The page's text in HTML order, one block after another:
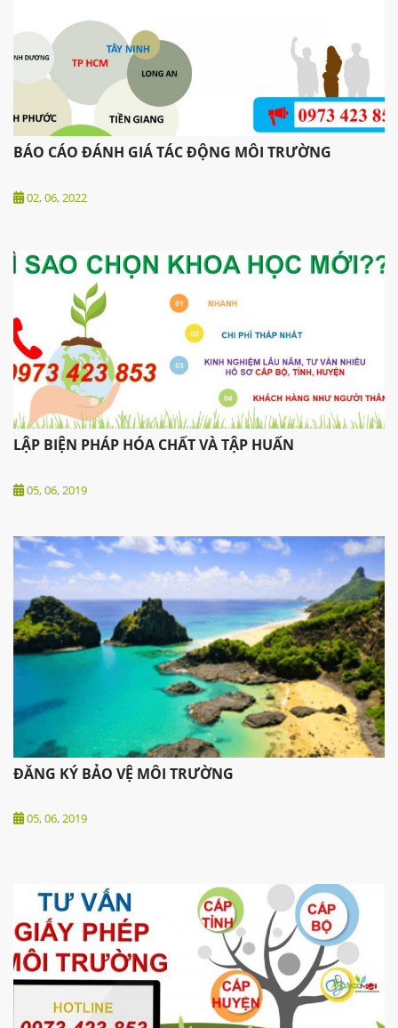
BÁO CÁO ĐÁNH GIÁ TÁC ĐỘNG MÔI TRƯỜNG
02, 06, 2022
LẬP BIỆN PHÁP HÓA CHẤT VÀ TẬP HUẤN
05, 06, 2019
ĐĂNG KÝ BẢO VỆ MÔI TRƯỜNG
05, 06, 2019